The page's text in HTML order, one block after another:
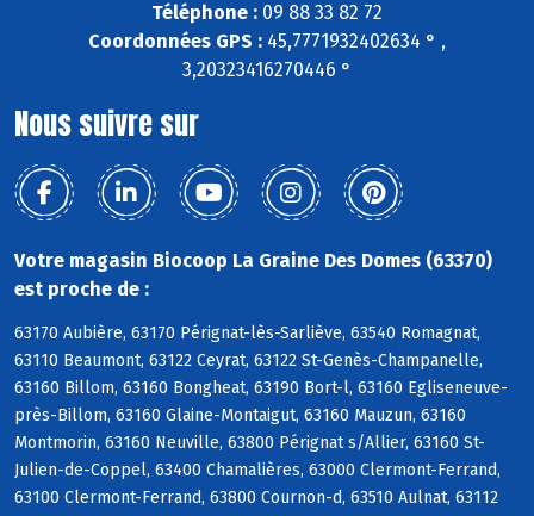
Téléphone : 09 88 33 82 72
Coordonnées GPS : 45,7771932402634 ° ,
3,20323416270446 °
Nous suivre sur
Votre magasin Biocoop La Graine Des Domes (63370)
est proche de :
63170 Aubière, 63170 Pérignat-lès-Sarliève, 63540 Romagnat,
63110 Beaumont, 63122 Ceyrat, 63122 St-Genès-Champanelle,
63160 Billom, 63160 Bongheat, 63190 Bort-l, 63160 Egliseneuve-
près-Billom, 63160 Glaine-Montaigut, 63160 Mauzun, 63160
Montmorin, 63160 Neuville, 63800 Pérignat s/Allier, 63160 St-
Julien-de-Coppel, 63400 Chamalières, 63000 Clermont-Ferrand,
63100 Clermont-Ferrand, 63800 Cournon-d, 63510 Aulnat, 63112